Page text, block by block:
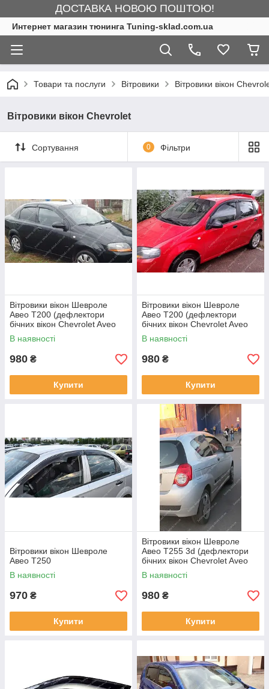
ДОСТАВКА НОВОЮ ПОШТОЮ!
Интернет магазин тюнинга Tuning-sklad.com.ua
Товари та послуги Вітровики Вітровики вікон
Вітровики вікон Chevrolet
Сортування 0 Фільтри
Вітровики вікон Шевроле
Авео Т200 (дефлектори
бічних вікон Chevrolet Aveo
T200)
В наявності
980 ₴
Купити
Вітровики вікон Шевроле
Авео Т200 (дефлектори
бічних вікон Chevrolet Aveo
T200 5d)
В наявності
980 ₴
Купити
Вітровики вікон Шевроле
Авео Т250
В наявності
970 ₴
Купити
Вітровики вікон Шевроле
Авео Т255 3d (дефлектори
бічних вікон Chevrolet Aveo
T255)
В наявності
980 ₴
Купити